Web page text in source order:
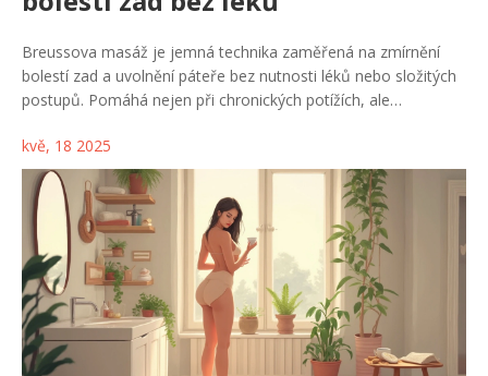
Breussova masáž je jemná technika zaměřená na zmírnění
bolestí zad a uvolnění páteře bez nutnosti léků nebo složitých
postupů. Pomáhá nejen při chronických potížích, ale
využívá přírodní oleje a specielní tahy, které pomohou tělu i
mysli. Tento článek vysvětlí, jak Breussova masáž funguje, kdy
ji zkusit a dá tipy na výběr správného terapeuta.
Samozřejmostí jsou i rady, jak si maximálně užít tento zážitek.
kvě, 18 2025